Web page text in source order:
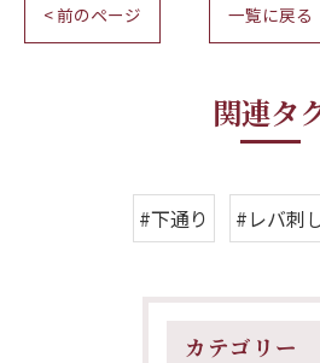
< 前のページ 一覧に戻る
関連タ
#下通り #レバ刺
カテゴリー